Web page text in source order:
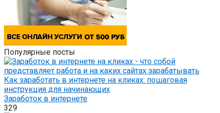
Популярные посты
Как заработать в интернете на кликах: пошаговая
инструкция для начинающих
Заработок в интернете
329